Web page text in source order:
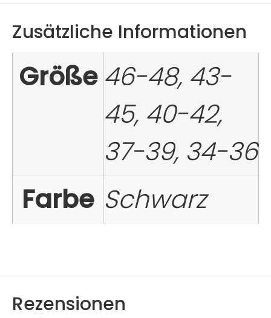
Zusätzliche Informationen
Größe 46-48, 43-
45, 40-42,
37-39, 34-36
Farbe Schwarz
Rezensionen